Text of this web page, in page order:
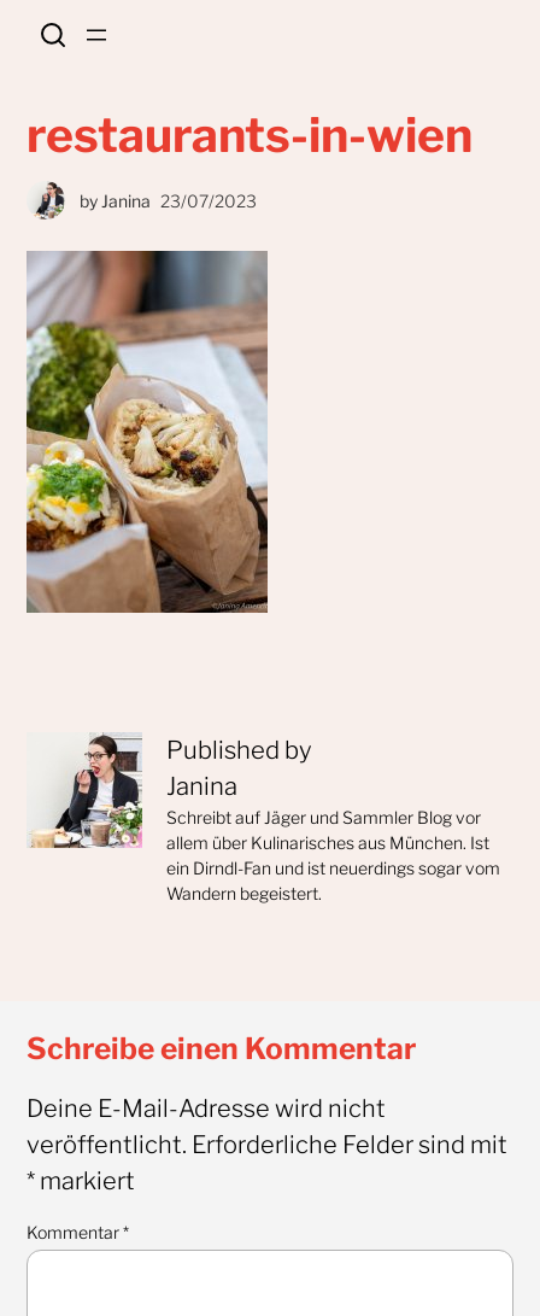
restaurants-in-wien
by Janina 23/07/2023
Published by
Janina
Schreibt auf Jäger und Sammler Blog vor
allem über Kulinarisches aus München. Ist
ein Dirndl-Fan und ist neuerdings sogar vom
Wandern begeistert.
Schreibe einen Kommentar
Deine E-Mail-Adresse wird nicht
veröffentlicht. Erforderliche Felder sind mit
*markiert
Kommentar*